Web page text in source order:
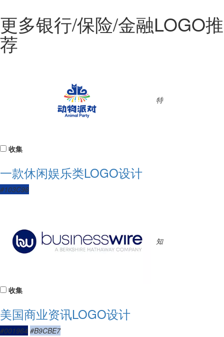
更多银行/保险/金融LOGO推
荐
特
收集
一款休闲娱乐类LOGO设计
#103C96
知
收集
美国商业资讯LOGO设计
#001964 #B9CBE7